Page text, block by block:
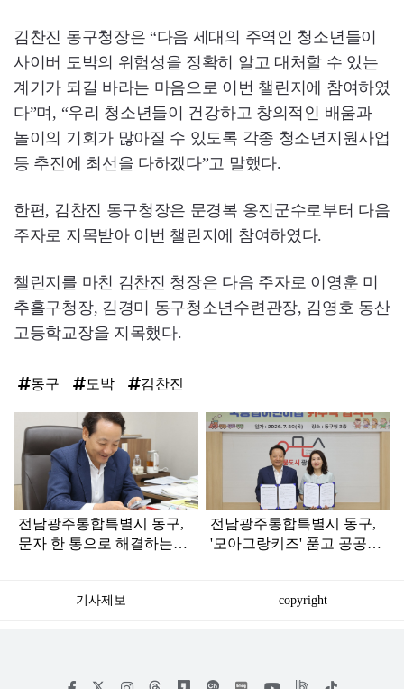
김찬진 동구청장은 “다음 세대의 주역인 청소년들이
사이버 도박의 위험성을 정확히 알고 대처할 수 있는
계기가 되길 바라는 마음으로 이번 챌린지에 참여하였
다”며, “우리 청소년들이 건강하고 창의적인 배움과
놀이의 기회가 많아질 수 있도록 각종 청소년지원사업
등 추진에 최선을 다하겠다”고 말했다.
한편, 김찬진 동구청장은 문경복 옹진군수로부터 다음
주자로 지목받아 이번 챌린지에 참여하였다.
챌린지를 마친 김찬진 청장은 다음 주자로 이영훈 미
추홀구청장, 김경미 동구청소년수련관장, 김영호 동산
고등학교장을 지목했다.
동구 도박 김찬진
라
인
전남광주통합특별시 동구,
문자 한 통으로 해결하는
전남광주통합특별시 동구,
'모아그랑키즈' 품고 공공보
기사제보 copyright